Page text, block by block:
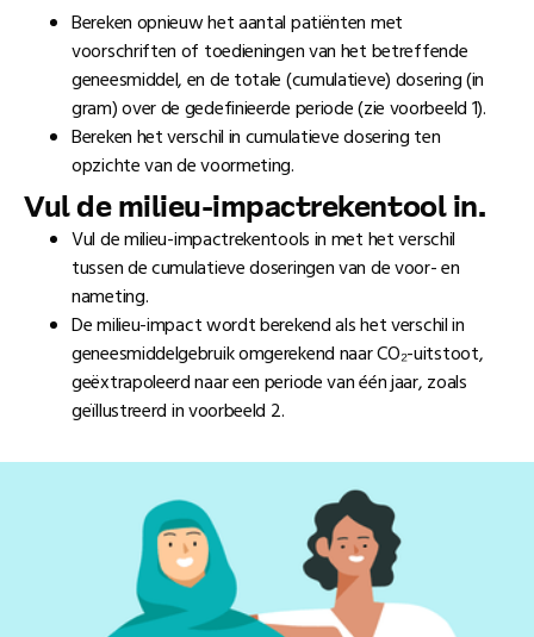
Bereken opnieuw het aantal patiënten met
voorschriften of toedieningen van het betreffende
geneesmiddel, en de totale (cumulatieve) dosering (in
gram) over de gedefinieerde periode (zie voorbeeld 1).
Bereken het verschil in cumulatieve dosering ten
opzichte van de voormeting.
Vul de milieu-impactrekentool in.
Vul de milieu-impactrekentools in met het verschil
tussen de cumulatieve doseringen van de voor- en
nameting.
De milieu-impact wordt berekend als het verschil in
geneesmiddelgebruik omgerekend naar CO₂-uitstoot,
geëxtrapoleerd naar een periode van één jaar, zoals
geïllustreerd in voorbeeld 2.